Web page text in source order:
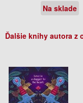
Na sklade
Ďalšie knihy autora z